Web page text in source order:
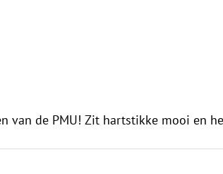
van de PMU! Zit hartstikke mooi en